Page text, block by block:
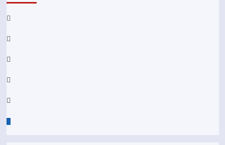
Facebook
YouTube
Telegram
Instagram
Twitter
Google